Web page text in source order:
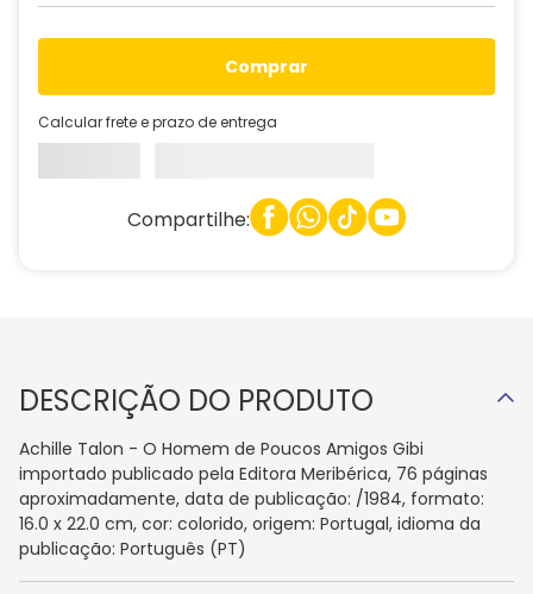
comprar
Calcular frete e prazo de entrega
Compartilhe:
DESCRIÇÃO DO PRODUTO
Achille Talon - O Homem de Poucos Amigos Gibi
importado publicado pela Editora Meribérica, 76 páginas
aproximadamente, data de publicação: /1984, formato:
16.0 x 22.0 cm, cor: colorido, origem: Portugal, idioma da
publicação: Português (PT)